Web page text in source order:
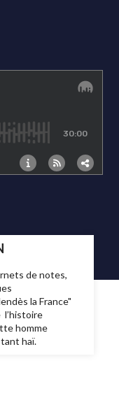
de notes,
la France"
l’histoire
homme
haï.